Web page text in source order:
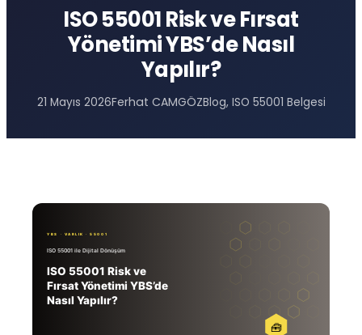
ISO 55001 Risk ve Fırsat
Yönetimi YBS’de Nasıl
Yapılır?
21 Mayıs 2026Ferhat CAMGÖZBlog, ISO 55001 Belgesi